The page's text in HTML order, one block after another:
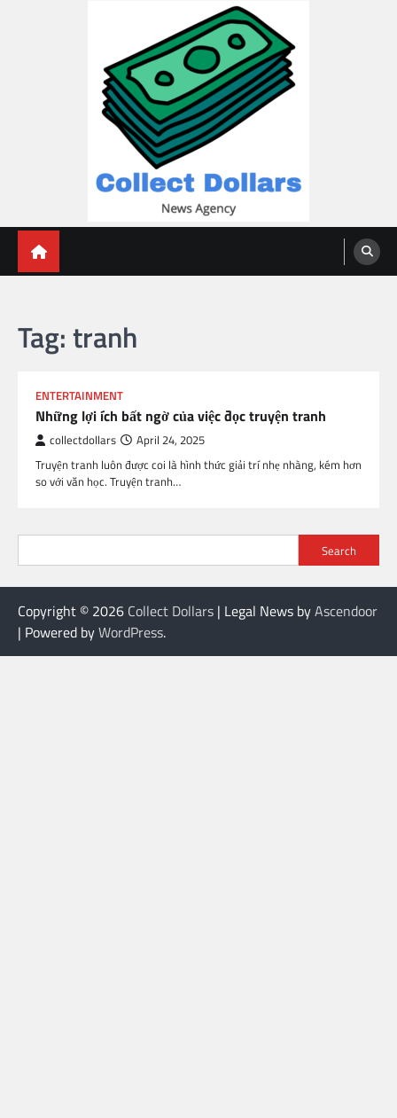
Tag:tranh
ENTERTAINMENT
Những lợi ích bất ngờ của việc đọc truyện tranh
collectdollars April 24, 2025
Truyện tranh luôn được coi là hình thức giải trí nhẹ nhàng, kém hơn
so với văn học. Truyện tranh…
Search
Copyright © 2026 Collect Dollars | Legal News byAscendoor
| Powered byWordPress.